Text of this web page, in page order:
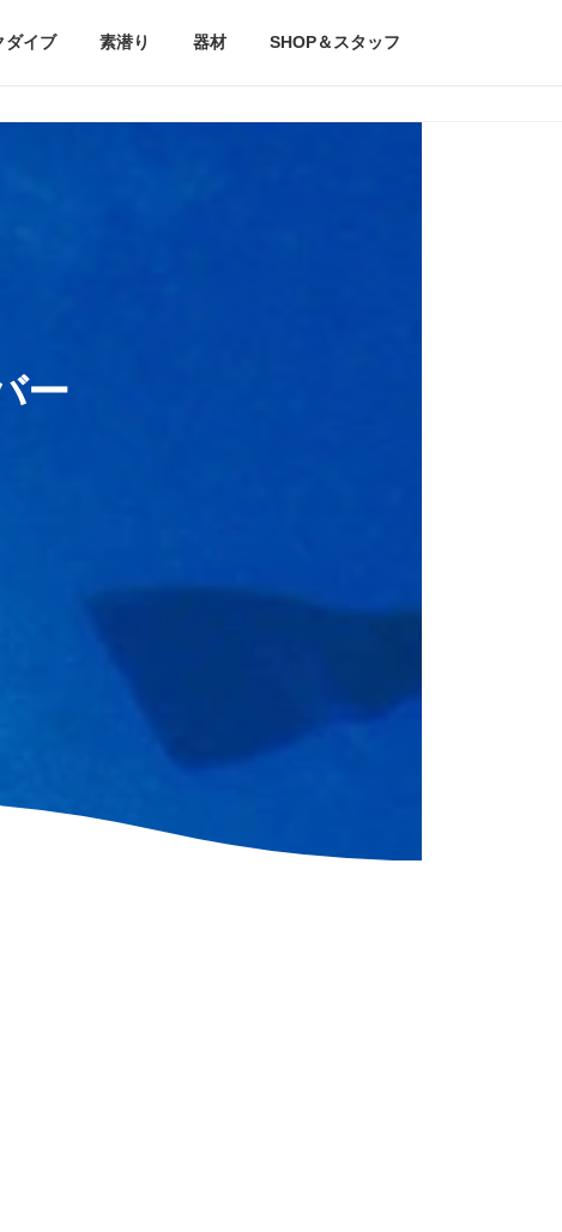
ダイブ 素潜り 器材 SHOP＆スタッフ
ー